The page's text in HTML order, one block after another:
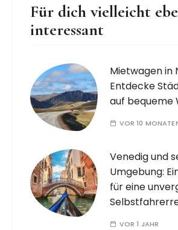
Für dich vielleicht
interessant
Mietwagen in
Entdecke
auf bequeme
VOR 10
Venedig und
Umgebung:
für eine
VOR 1 JAHR